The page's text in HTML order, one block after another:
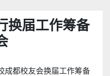
换届工作筹备
都校友会换届工作筹备